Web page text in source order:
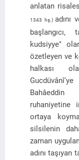
anlatan
1343 hş.)adını
başlangıcı,
kudsiyye"
özetleyen ve
halkası
Bahâeddin
ruhaniyetine
ortaya
silsilenin
zaman
adını